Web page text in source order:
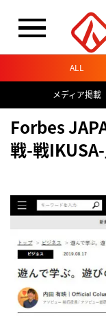
ALL
メディア掲載
Forbes
戦-戦